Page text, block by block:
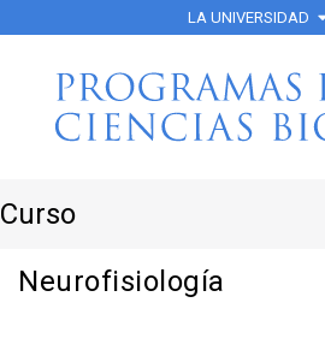
LA UNIVERSIDAD
Curso
Neurofisiología